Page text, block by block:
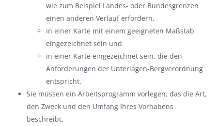
wie zum Beispiel Landes- oder Bundesgrenzen
einen anderen Verlauf erfordern,
in einer Karte mit einem geeigneten Maßstab
eingezeichnet sein und
in einer Karte eingezeichnet sein, die den
Anforderungen der Unterlagen-Bergverordnung
entspricht.
Sie müssen ein Arbeitsprogramm vorlegen, das die Art,
den Zweck und den Umfang Ihres Vorhabens
beschreibt.